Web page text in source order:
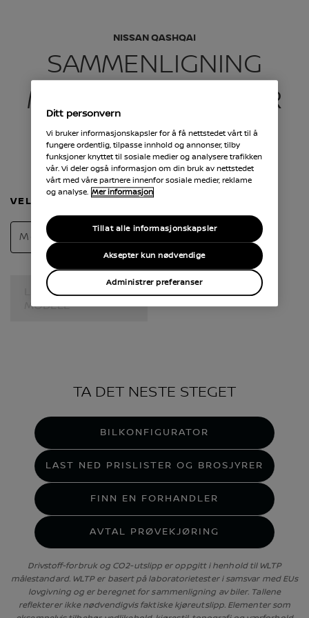
NISSAN QASHQAI
SAMMENLIGNING
MELLOM MODELLER
Velg variant og versjon fra dropdown-menyen for å
sammenligne flere biler
VELG BIL
Modell
LEGG TIL EN
MODELL
TA DET NESTE STEGET
BILKONFIGURATOR
LAST NED PRISLISTER OG BROSJYRER
FINN EN FORHANDLER
AVTAL PRØVEKJØRING
Drivstoff-forbruk og CO2-utslipp er oppgitt i henhold til WLTP
målestandard. WLTP er basert på laboratorietester i samsvar med EUs
lovgivning og er beregnet for sammenligning av biler. Tallene
reflekterer ikke nødvendigvis faktiske kjøreutslipp. Elementer som
Ditt personvern
Vi bruker informasjonskapsler for å få nettstedet vårt til å
fungere ordentlig, tilpasse innhold og annonser, tilby
funksjoner knyttet til sosiale medier og analysere trafikken
vår. Vi deler også informasjon om din bruk av nettstedet
vårt med våre partnere innenfor sosiale medier, reklame
og analyse. Mer informasjon
Administrer preferanser
Aksepter kun nødvendige
Tillat alle informasjonskapsler